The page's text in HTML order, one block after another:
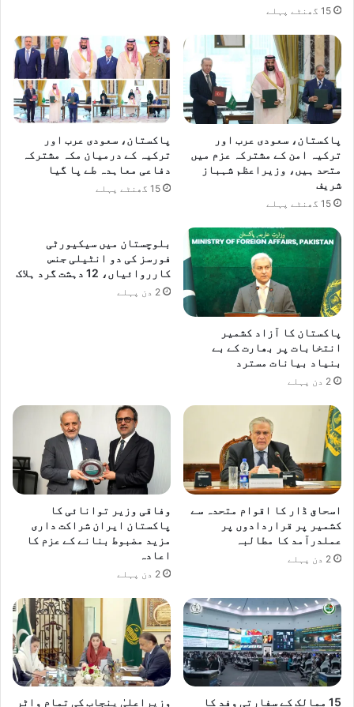
15 گھنٹے پہلے
پاکستان، سعودی عرب اور
ترکیہ امن کے مشترکہ عزم میں
متحد ہیں، وزیراعظم شہباز
شریف
15 گھنٹے پہلے
پاکستان، سعودی عرب اور
ترکیہ کے درمیان مکہ مشترکہ
دفاعی معاہدہ طے پا گیا
15 گھنٹے پہلے
پاکستان کا آزاد کشمیر
انتخابات پر بھارت کے بے
بنیاد بیانات مسترد
2 دن پہلے
بلوچستان میں سیکیورٹی
فورسز کی دو انٹیلی جنس
کارروائیاں، 12 دہشت گرد ہلاک
2 دن پہلے
اسحاق ڈار کا اقوام متحدہ سے
کشمیر پر قراردادوں پر
عملدرآمد کا مطالبہ
2 دن پہلے
وفاقی وزیر توانائی کا
پاکستان ایران شراکت داری
مزید مضبوط بنانے کے عزم کا
اعادہ
2 دن پہلے
15 ممالک کے سفارتی وفد کا وزیراعلیٰ پنجاب کی تمام واٹر